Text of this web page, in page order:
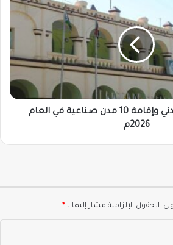
إنشاء مطار في مدني وإقامة 10 مدن صناعية في العام
2026م
الحقول الإلزامية مشار إليها بـ*